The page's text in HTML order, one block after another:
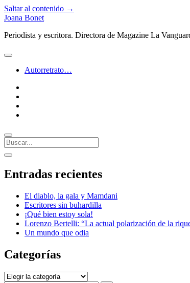
Saltar al contenido →
Joana Bonet
Periodista y escritora. Directora de Magazine La
abrir
Autorretrato…
Buscar
Barra
lateral
abrir
lateral
Entradas recientes
El diablo, la gala y Mamdani
Escritores sin buhardilla
¡Qué bien estoy sola!
Lorenzo Bertelli: “La actual polarización de la
Un mundo que odia
Categorías
Categorías